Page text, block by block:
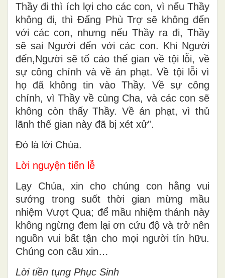
Thầy đi thì ích lợi cho các con, vì nếu Thầy
không đi, thì Ðấng Phù Trợ sẽ không đến
với các con, nhưng nếu Thầy ra đi, Thầy
sẽ sai Người đến với các con. Khi Người
đến,Người sẽ tố cáo thế gian về tội lỗi, về
sự công chính và về án phạt. Về tội lỗi vì
họ đã không tin vào Thầy. Về sự công
chính, vì Thầy về cùng Cha, và các con sẽ
không còn thấy Thầy. Về án phạt, vì thủ
lãnh thế gian này đã bị xét xử”.
Ðó là lời Chúa.
Lời nguyện tiến lễ
Lạy Chúa, xin cho chúng con hằng vui
sướng trong suốt thời gian mừng mầu
nhiệm Vượt Qua; để mầu nhiệm thánh này
không ngừng đem lại ơn cứu độ và trở nên
nguồn vui bất tận cho mọi người tín hữu.
Chúng con cầu xin…
Lời tiền tụng Phục Sinh